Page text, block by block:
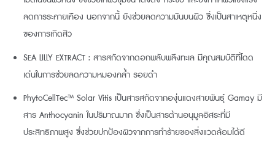
ลดการระคายเคือง นอกจากนี้ ยังช่วยลดความมันบนผิว ซึ่งเป็นสาเหตุหนึ่ง
ของการเกิดสิว
SEA LILLY EXTRACT : สารสกัดจากดอกพลับพลึงทะเล มีคุณสมบัติที่โดด
เด่นในการช่วยลดความหมองคล้ำ รอยดำ
PhytoCellTec™ Solar Vitis เป็นสารสกัดจากองุ่นแดงสายพันธุ์ Gamay มี
สาร Anthocyanin ในปริมาณมาก ซึ่งเป็นสารต้านอนุมูลอิสระที่มี
ประสิทธิภาพสูง ซึ่งช่วยปกป้องผิวจากการทำร้ายของสิ่งแวดล้อมได้ดี